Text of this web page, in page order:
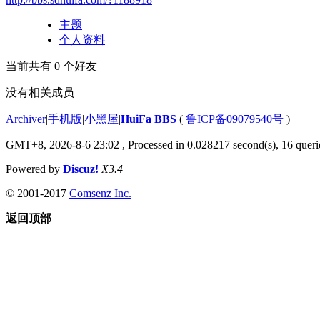
主题
个人资料
当前共有 0 个好友
没有相关成员
Archiver|手机版|小黑屋|HuiFa BBS ( 鲁ICP备09079540号 )
GMT+8, 2026-8-6 23:02 , Processed in 0.028217 second(s), 16
Powered by Discuz! X3.4
© 2001-2017 Comsenz Inc.
返回顶部